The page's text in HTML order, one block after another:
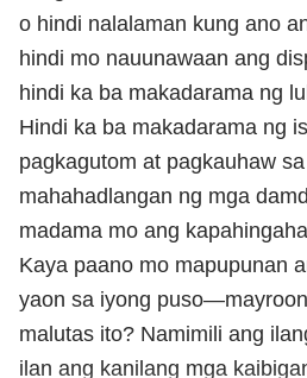
o hindi nalalaman kung ano
hindi mo nauunawaan ang
hindi ka ba makadarama ng
Hindi ka ba makadarama ng
pagkagutom at pagkauhaw
mahahadlangan ng mga
madama mo ang
Kaya paano mo mapupunan
yaon sa iyong
malutas ito? Namimili ang
ilan ang kanilang mga